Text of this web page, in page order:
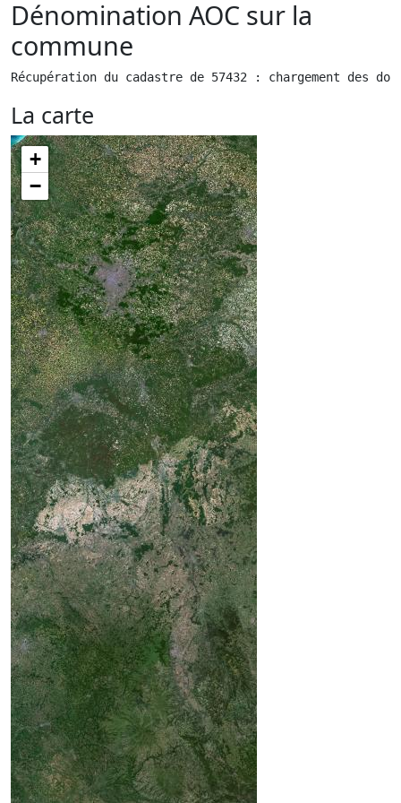
Dénomination AOC sur la
commune
Récupération du cadastre de 57432 : chargement des
La carte
+
−